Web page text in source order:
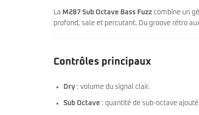
Guild
Gretsch
Hagstrom
Serie Z3
Serie Z7
La M287 Sub Octave Bass Fuzz combine un
profond, sale et percutant. Du groove rétro
Contrôles principaux
Dry : volume du signal clair.
Sub Octave : quantité de sub-octave